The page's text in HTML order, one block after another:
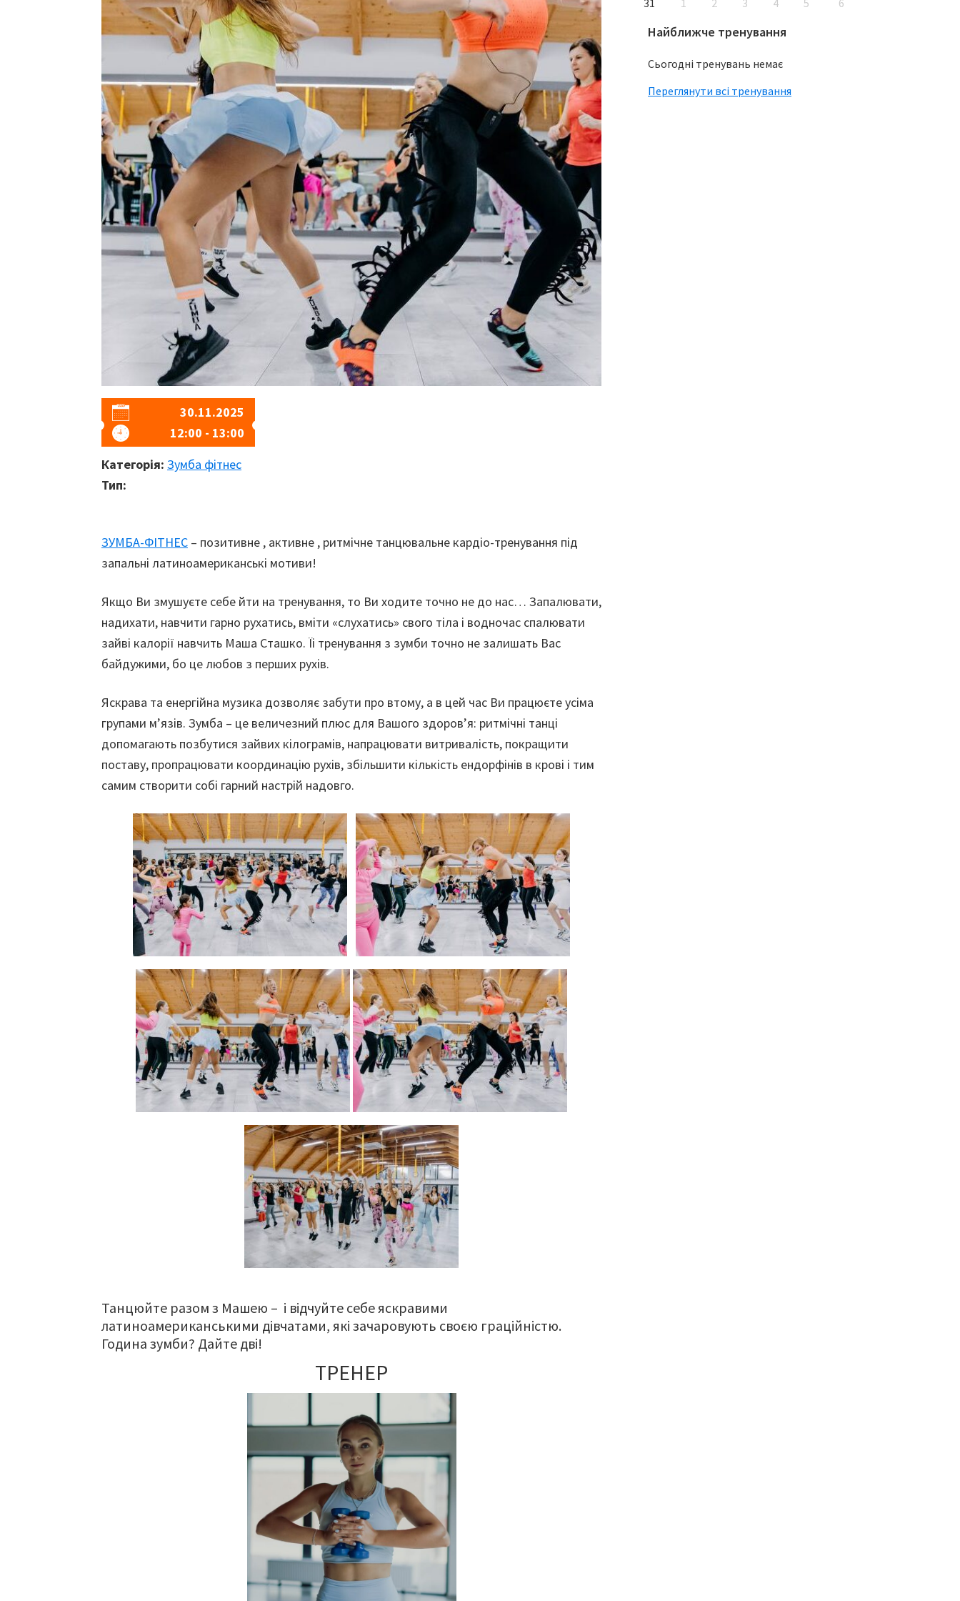
30.11.2025
12:00 - 13:00
Категорія: Зумба фітнес
Тип:
ЗУМБА-ФІТНЕС – позитивне , активне , ритмічне танцювальне кардіо-тренування під
запальні латиноамериканські мотиви!
Якщо Ви змушуєте себе йти на тренування, то Ви ходите точно не до нас… Запалювати,
надихати, навчити гарно рухатись, вміти «слухатись» свого тіла і водночас спалювати
зайві калорії навчить Маша Сташко. Їі тренування з зумби точно не залишать Вас
байдужими, бо це любов з перших рухів.
Яскрава та енергійна музика дозволяє забути про втому, а в цей час Ви працюєте усіма
групами м’язів. Зумба – це величезний плюс для Вашого здоров’я: ритмічні танці
допомагають позбутися зайвих кілограмів, напрацювати витривалість, покращити
поставу, пропрацювати координацію рухів, збільшити кількість ендорфінів в крові і тим
самим створити собі гарний настрій надовго.
Танцюйте разом з Машею – і відчуйте себе яскравими
латиноамериканськими дівчатами, які зачаровують своєю граційністю.
Година зумби? Дайте дві!
ТРЕНЕР
31
1 2 3 4 5 6
Найближче тренування
Сьогодні тренувань немає
Переглянути всі тренування